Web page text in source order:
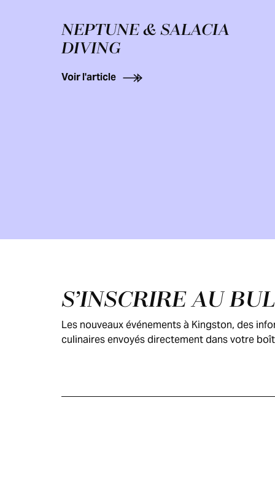
NEPTUNE & SALACIA
DIVING
Voir l'article
S’INSCRIRE AU
Les nouveaux événements à Kingston, des
culinaires envoyés directement dans votre